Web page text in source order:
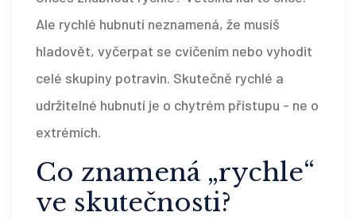
Ale rychlé hubnutí neznamená, že musíš
hladovět, vyčerpat se cvičením nebo vyhodit
celé skupiny potravin. Skutečně rychlé a
udržitelné hubnutí je o chytrém přístupu - ne o
extrémích.
Co znamená „rychle“
ve skutečnosti?